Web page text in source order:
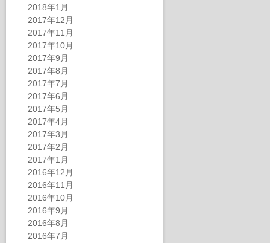
2018年1月
2017年12月
2017年11月
2017年10月
2017年9月
2017年8月
2017年7月
2017年6月
2017年5月
2017年4月
2017年3月
2017年2月
2017年1月
2016年12月
2016年11月
2016年10月
2016年9月
2016年8月
2016年7月